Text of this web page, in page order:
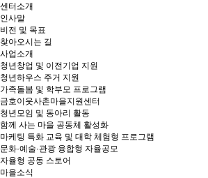
센터소개
인사말
비전 및 목표
찾아오시는 길
사업소개
청년창업 및 이전기업 지원
청년하우스 주거 지원
가족돌봄 및 학부모 프로그램
금호이웃사촌마을지원센터
청년모임 및 동아리 활동
함께 사는 마을 공동체 활성화
마케팅 특화 교육 및 대학 체험형 프로그램
문화·예술·관광 융합형 자율공모
자율형 공동 스토어
마을소식